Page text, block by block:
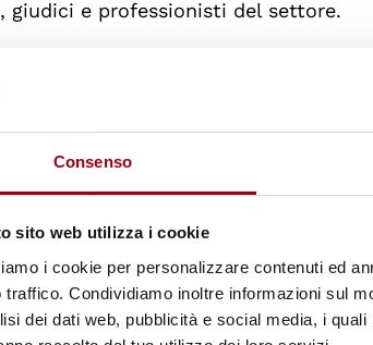
Consenso
sito web utilizza i cookie
i cookie per personalizzare contenuti ed
traffico. Condividiamo inoltre informazioni sul
dei dati web, pubblicità e social media, i
giudici e professionisti del settore.
avvocati, magistrati, praticanti
pubblici, operatori del diritto,
nonché a tutti coloro che
dei diritti umani.
tutela dei diritti umani è
la conoscenza delle norme interne